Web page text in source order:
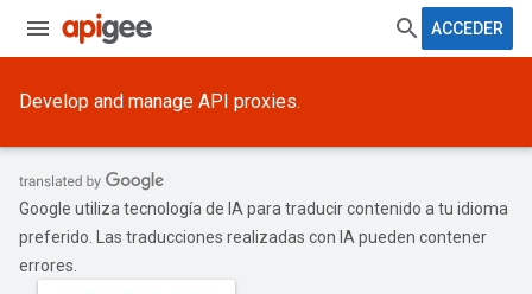
ACCEDER
Develop and manage API proxies.
Google utiliza tecnología de IA para traducir contenido a tu idioma
preferido. Las traducciones realizadas con IA pueden contener
errores.